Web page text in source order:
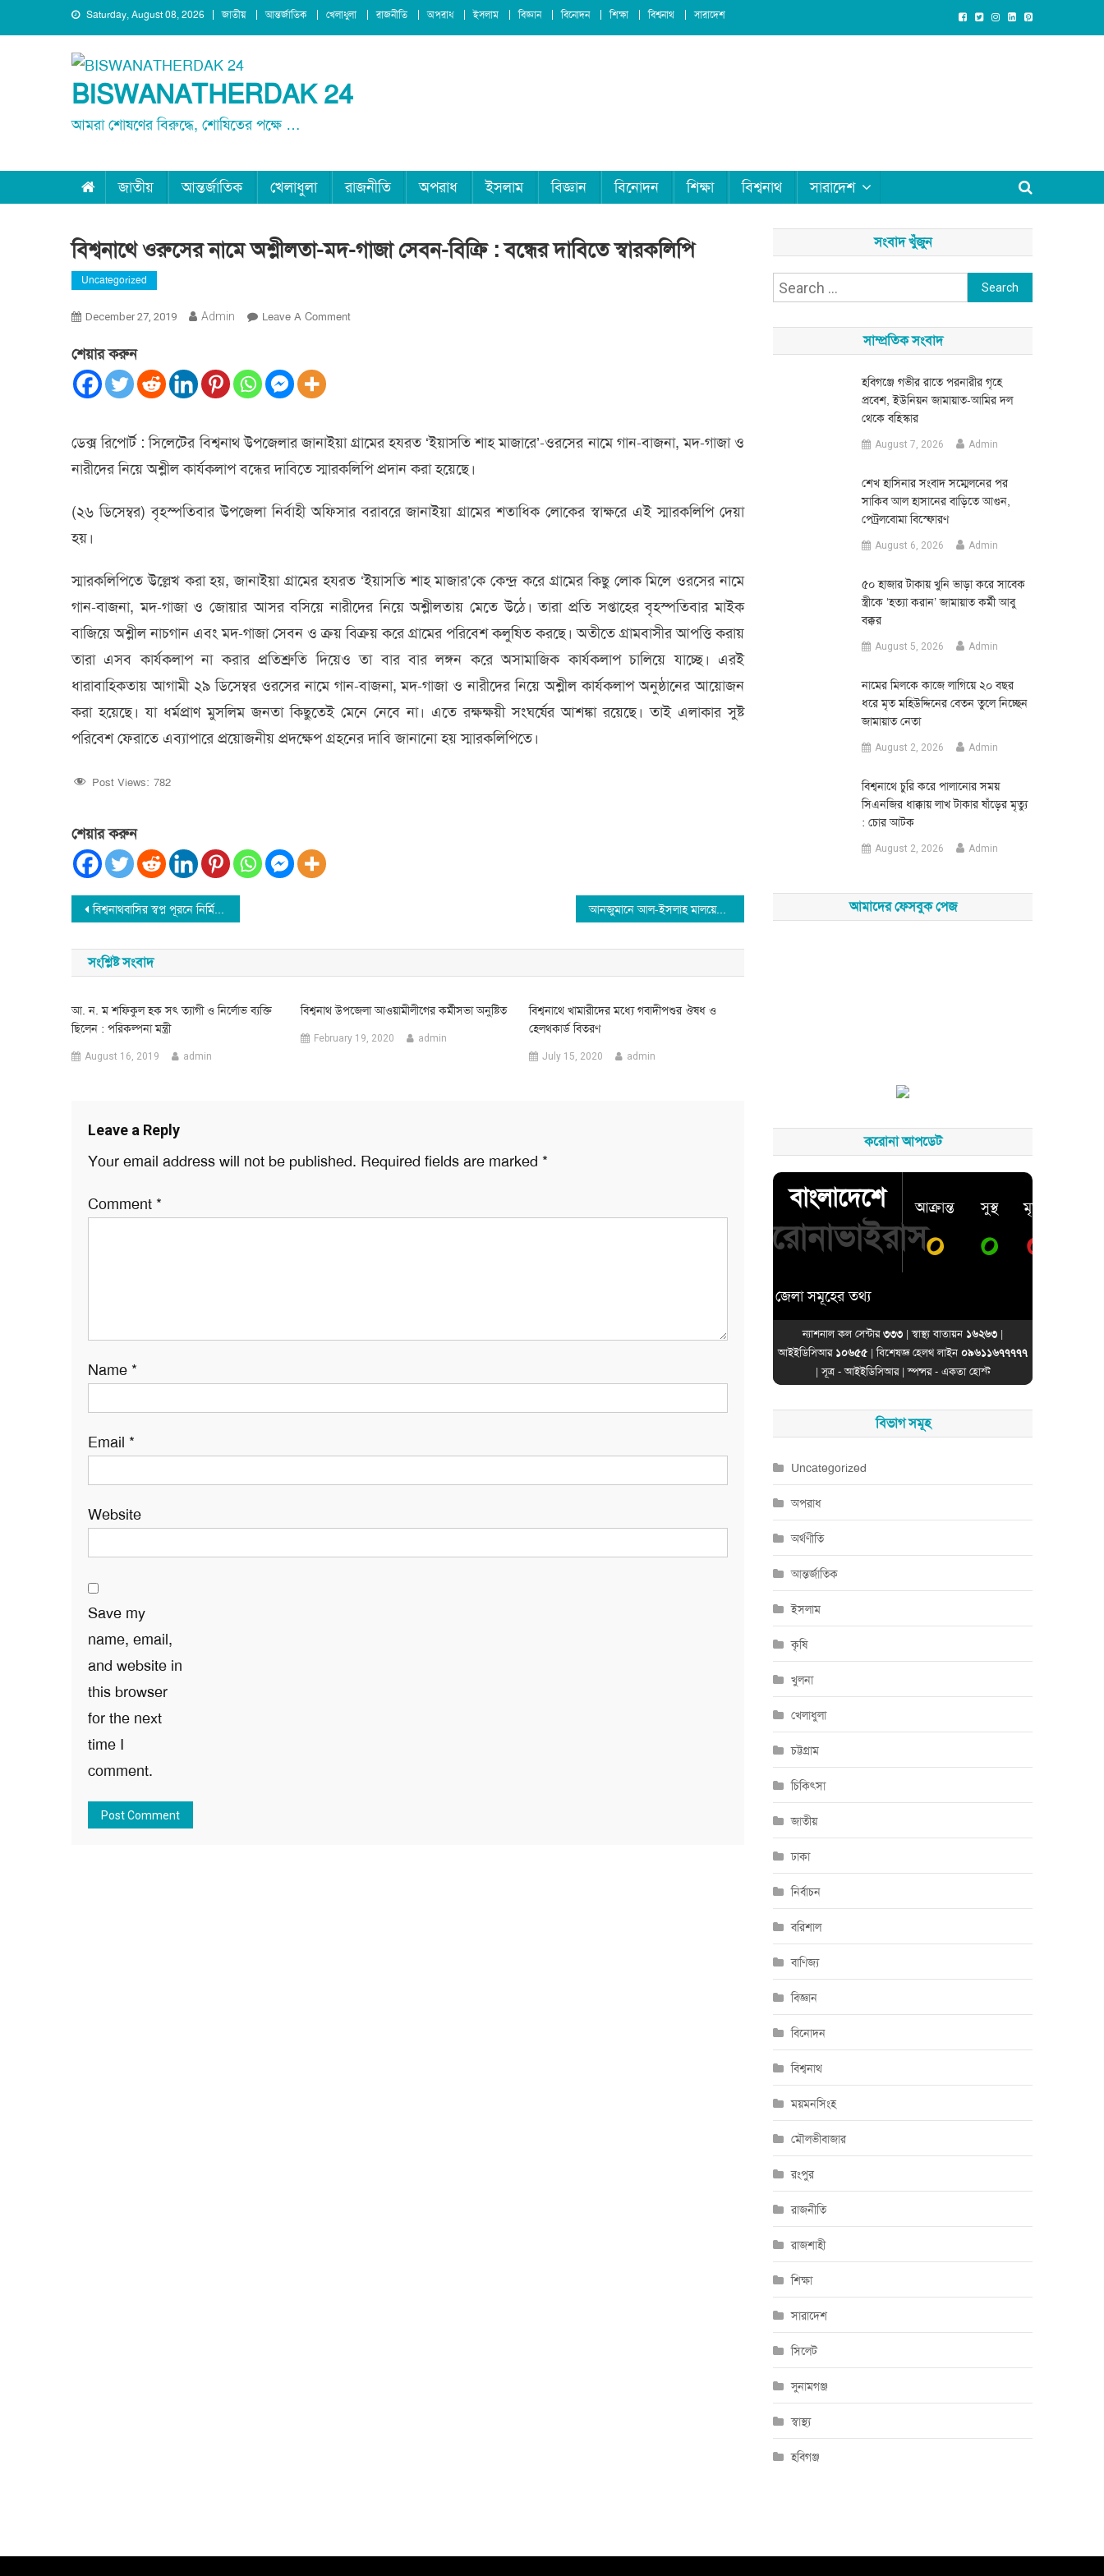
to
Saturday, August 08, 2026 জাতীয় আন্তর্জাতিক খেলাধুলা রাজনীতি অপরাধ ইসলাম বিজ্ঞান বিনোদন শিক্ষা বিশ্বনাথ সারাদেশ
BISWANATHERDAK 24
আমরা শোষণের বিরুদ্ধে, শোষিতের পক্ষে …
জাতীয় আন্তর্জাতিক খেলাধুলা রাজনীতি অপরাধ ইসলাম বিজ্ঞান বিনোদন শিক্ষা বিশ্বনাথ সারাদেশ
বিশ্বনাথে ওরুসের নামে অশ্লীলতা-মদ-গাজা সেবন-বিক্রি : বন্ধের দাবিতে স্বারকলিপি
Uncategorized
December 27, 2019 Admin Leave A CommentOn
সেবন-
বিক্রি
বন্ধের
শেয়ার করুন
ডেক্স রিপোর্ট : সিলেটের বিশ্বনাথ উপজেলার জানাইয়া গ্রামের হযরত ‘ইয়াসতি শাহ মাজারে’-ওরসের নামে গান-বাজনা, মদ-গাজা ও
নারীদের নিয়ে অশ্লীল কার্যকলাপ বন্ধের দাবিতে স্মারকলিপি প্রদান করা হয়েছে।
(২৬ ডিসেম্বর) বৃহস্পতিবার উপজেলা নির্বাহী অফিসার বরাবরে জানাইয়া গ্রামের শতাধিক লোকের স্বাক্ষরে এই স্মারকলিপি দেয়া
হয়।
স্মারকলিপিতে উল্লেখ করা হয়, জানাইয়া গ্রামের হযরত ‘ইয়াসতি শাহ মাজার’কে কেন্দ্র করে গ্রামের কিছু লোক মিলে ওরসের নামে
গান-বাজনা, মদ-গাজা ও জোয়ার আসর বসিয়ে নারীদের নিয়ে অশ্লীলতায় মেতে উঠে। তারা প্রতি সপ্তাহের বৃহস্পতিবার মাইক
বাজিয়ে অশ্লীল নাচগান এবং মদ-গাজা সেবন ও ক্রয় বিক্রয় করে গ্রামের পরিবেশ কলুষিত করছে। অতীতে গ্রামবাসীর আপত্তি করায়
তারা এসব কার্যকলাপ না করার প্রতিশ্রুতি দিয়েও তা বার বার লঙ্গন করে অসামাজিক কার্যকলাপ চালিয়ে যাচ্ছে। এরই
ধারাবাহিকতায় আগামী ২৯ ডিসেম্বর ওরসের নামে গান-বাজনা, মদ-গাজা ও নারীদের নিয়ে অশ্লীল কার্যকলাপ অনুষ্ঠানের আয়োজন
করা হয়েছে। যা ধর্মপ্রাণ মুসলিম জনতা কিছুতেই মেনে নেবে না। এতে রক্ষক্ষয়ী সংঘর্ষের আশঙ্কা রয়েছে। তাই এলাকার সুষ্ট
পরিবেশ ফেরাতে এব্যাপারে প্রয়োজনীয় প্রদক্ষেপ গ্রহনের দাবি জানানো হয় স্মারকলিপিতে।
Post Views: 782
শেয়ার করুন
Post
navigation
বিশ্বনাথবাসির স্বপ্ন পূরনে নির্মিত হচ্ছে ‘দি ওয়ান পাউন্ড জেনারেল হসপিটাল’ আনজুমানে আল-ইসলাহ মালয়েশিয়া মহানগর শাখার কাউন্সিল সম্পুর্ন
সংশ্লিষ্ট সংবাদ
আ. ন. ম শফিকুল হক সৎ ত্যাগী ও নির্লোভ ব্যক্তি
ছিলেন : পরিকল্পনা মন্ত্রী
August 16, 2019 admin
বিশ্বনাথ উপজেলা আওয়ামীলীগের কর্মীসভা অনুষ্টিত
February 19, 2020 admin
বিশ্বনাথে খামারীদের মধ্যে গবাদীপশুর ঔষধ ও
হেলথকার্ড বিতরণ
July 15, 2020 admin
Leave a Reply
Your email address will not be published. Required fields are marked *
Comment *
Name *
Email *
Website
Save my
name, email,
and website in
this browser
for the next
time I
comment.
সংবাদ খুঁজুন
Search
সাম্প্রতিক সংবাদ
হবিগঞ্জে গভীর রাতে পরনারীর গৃহে
প্রবেশ, ইউনিয়ন জামায়াত-আমির দল
থেকে বহিস্কার
August 7, 2026 Admin
শেখ হাসিনার সংবাদ সম্মেলনের পর
সাকিব আল হাসানের বাড়িতে আগুন,
পেট্রলবোমা বিস্ফোরণ
August 6, 2026 Admin
৫০ হাজার টাকায় খুনি ভাড়া করে সাবেক
স্ত্রীকে ‘হত্যা করান’ জামায়াত কর্মী আবু
বক্কর
August 5, 2026 Admin
নামের মিলকে কাজে লাগিয়ে ২০ বছর
ধরে মৃত মহিউদ্দিনের বেতন তুলে নিচ্ছেন
জামায়াত নেতা
August 2, 2026 Admin
‎বিশ্বনাথে চুরি করে পালানোর সময়
সিএনজির ধাক্কায় লাখ টাকার ষাঁড়ের মৃত্যু
: চোর আটক
August 2, 2026 Admin
আমাদের ফেসবুক পেজ
করোনা আপডেট
বাংলাদেশে
করোনাভাইরাস
আক্রান্ত
০
সুস্থ
০
মৃত্যু
০
জেলা সমূহের তথ্য
ন্যাশনাল কল সেন্টার৩৩৩ | স্বাস্থ্য বাতায়ন ১৬২৬৩ |
আইইডিসিআর ১০৬৫৫| বিশেষজ্ঞ হেলথ লাইন০৯৬১১৬৭৭৭৭৭
| সূত্র -আইইডিসিআর| স্পন্সর - একতা হোস্ট
বিভাগ সমূহ
Uncategorized
অপরাধ
অর্থণীতি
আন্তর্জাতিক
ইসলাম
কৃষি
খুলনা
খেলাধুলা
চট্টগ্রাম
চিকিৎসা
জাতীয়
ঢাকা
নির্বাচন
বরিশাল
বাণিজ্য
বিজ্ঞান
বিনোদন
বিশ্বনাথ
ময়মনসিংহ
মৌলভীবাজার
রংপুর
রাজনীতি
রাজশাহী
শিক্ষা
সারাদেশ
সিলেট
সুনামগঞ্জ
স্বাস্থ্য
হবিগঞ্জ